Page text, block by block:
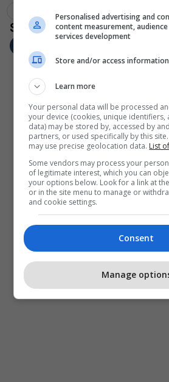
Personalised advertising and
content measurement,
services development
Store and/or access
Learn more
Your personal data will be processed
your device (cookies, unique identifiers,
data) may be stored by, accessed by
partners, or used specifically by this
may use precise geolocation data. List
Some vendors may process your
of legitimate interest, which you can
your options below. Look for a link at
or in the site menu to manage or
and cookie settings.
Consent
Manage